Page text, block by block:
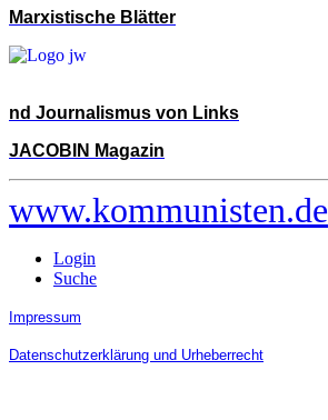
Marxistische Blätter
nd Journalismus von Links
JACOBIN Magazin
www.kommunisten.de
Login
Suche
Impressum
Datenschutzerklärung und Urheberrecht